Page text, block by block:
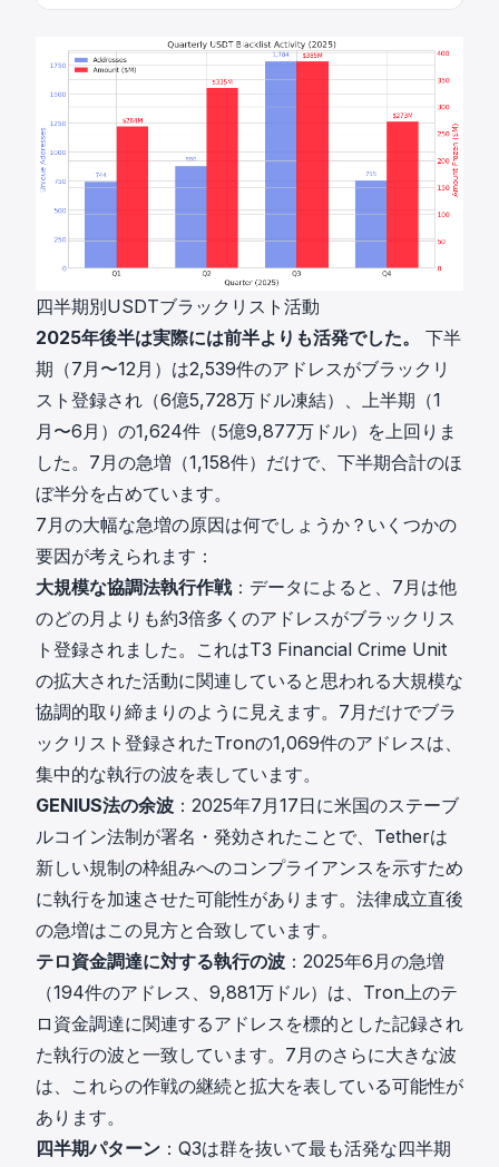
四半期別USDTブラックリスト活動
2025年後半は実際には前半よりも活発でした。
下半
期（7月〜12月）は2,539件のアドレスがブラックリ
スト登録され（6億5,728万ドル凍結）、上半期（1
月〜6月）の1,624件（5億9,877万ドル）を上回りま
した。7月の急増（1,158件）だけで、下半期合計のほ
ぼ半分を占めています。
7月の大幅な急増の原因は何でしょうか？いくつかの
要因が考えられます：
大規模な協調法執行作戦：データによると、7月は他
のどの月よりも約3倍多くのアドレスがブラックリス
ト登録されました。これはT3 Financial Crime Unit
の拡大された活動に関連していると思われる大規模な
協調的取り締まりのように見えます。7月だけでブラ
ックリスト登録されたTronの1,069件のアドレスは、
集中的な執行の波を表しています。
GENIUS法の余波 ：2025年7月17日に米国のステーブ
ルコイン法制が署名・発効されたことで、Tetherは
新しい規制の枠組みへのコンプライアンスを示すため
に執行を加速させた可能性があります。法律成立直後
の急増はこの見方と合致しています。
テロ資金調達に対する執行の波 ：2025年6月の急増
（194件のアドレス、9,881万ドル）は、Tron上のテ
ロ資金調達に関連するアドレスを標的とした記録され
た執行の波と一致しています。7月のさらに大きな波
は、これらの作戦の継続と拡大を表している可能性が
あります。
四半期パターン ：Q3は群を抜いて最も活発な四半期